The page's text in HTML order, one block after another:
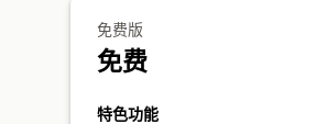
免费版
免费
特色功能